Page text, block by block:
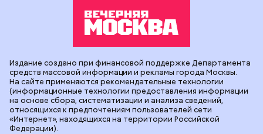
Издание создано при финансовой поддержке Департамента
средств массовой информации и рекламы города Москвы.
На сайте применяются рекомендательные технологии
(информационные технологии предоставления информации
на основе сбора, систематизации и анализа сведений,
относящихся к предпочтениям пользователей сети
«Интернет», находящихся на территории Российской
Федерации).